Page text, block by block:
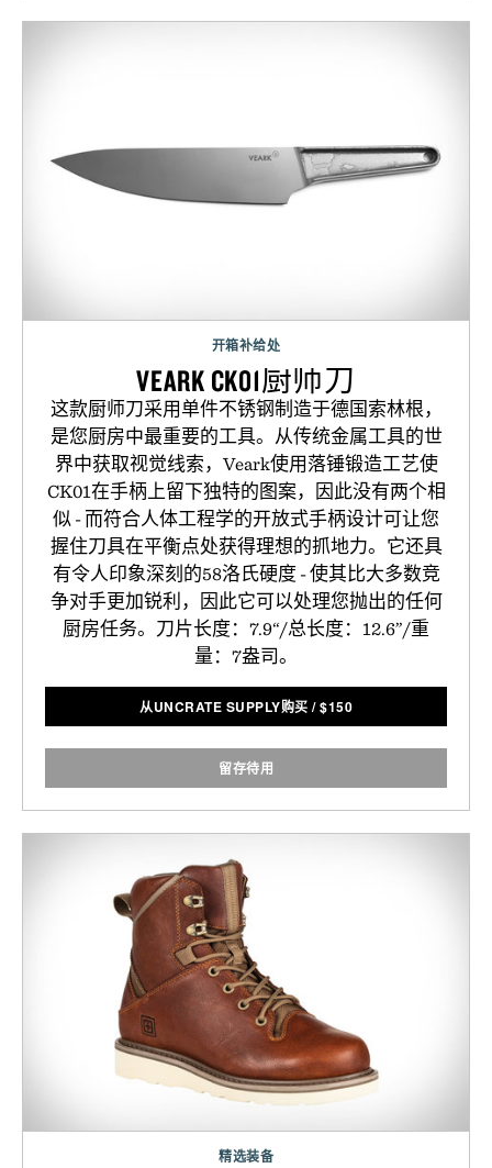
开箱补给处
VEARK CK01厨师刀
这款厨师刀采用单件不锈钢制造于德国索林根，
是您厨房中最重要的工具。从传统金属工具的世
界中获取视觉线索，Veark使用落锤锻造工艺使
CK01在手柄上留下独特的图案，因此没有两个相
似 - 而符合人体工程学的开放式手柄设计可让您
握住刀具在平衡点处获得理想的抓地力。它还具
有令人印象深刻的58洛氏硬度 - 使其比大多数竞
争对手更加锐利，因此它可以处理您抛出的任何
厨房任务。刀片长度：7.9“/总长度：12.6”/重
量：7盎司。
从UNCRATE SUPPLY购买 /$150
留存待用
精选装备